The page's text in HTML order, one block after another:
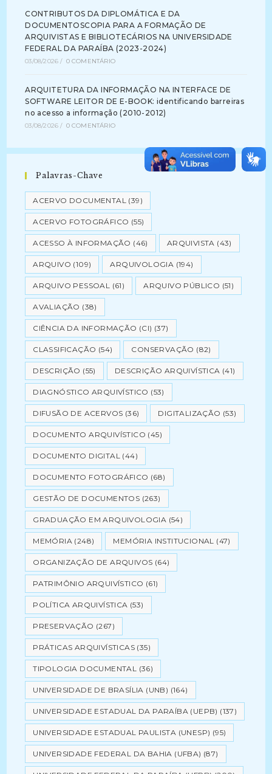
CONTRIBUTOS DA DIPLOMÁTICA E DA
DOCUMENTOSCOPIA PARA A FORMAÇÃO DE
ARQUIVISTAS E BIBLIOTECÁRIOS NA UNIVERSIDADE
FEDERAL DA PARAÍBA (2023-2024)
03/08/2026 / 0 COMENTÁRIO
ARQUITETURA DA INFORMAÇÃO NA INTERFACE DE
SOFTWARE LEITOR DE E-BOOK: identificando barreiras
no acesso a informação (2010-2012)
03/08/2026 / 0 COMENTÁRIO
Palavras-Chave
ACERVO DOCUMENTAL (39)
ACERVO FOTOGRÁFICO (55)
ACESSO À INFORMAÇÃO (46) ARQUIVISTA (43)
ARQUIVO (109) ARQUIVOLOGIA (194)
ARQUIVO PESSOAL (61) ARQUIVO PÚBLICO (51)
AVALIAÇÃO (38)
CIÊNCIA DA INFORMAÇÃO (CI) (37)
CLASSIFICAÇÃO (54) CONSERVAÇÃO (82)
DESCRIÇÃO (55) DESCRIÇÃO ARQUIVÍSTICA (41)
DIAGNÓSTICO ARQUIVÍSTICO (53)
DIFUSÃO DE ACERVOS (36) DIGITALIZAÇÃO (53)
DOCUMENTO ARQUIVÍSTICO (45)
DOCUMENTO DIGITAL (44)
DOCUMENTO FOTOGRÁFICO (68)
GESTÃO DE DOCUMENTOS (263)
GRADUAÇÃO EM ARQUIVOLOGIA (54)
MEMÓRIA (248) MEMÓRIA INSTITUCIONAL (47)
ORGANIZAÇÃO DE ARQUIVOS (64)
PATRIMÔNIO ARQUIVÍSTICO (61)
POLÍTICA ARQUIVÍSTICA (53)
PRESERVAÇÃO (267)
PRÁTICAS ARQUIVÍSTICAS (35)
TIPOLOGIA DOCUMENTAL (36)
UNIVERSIDADE DE BRASÍLIA (UNB) (164)
UNIVERSIDADE ESTADUAL DA PARAÍBA (UEPB) (137)
UNIVERSIDADE ESTADUAL PAULISTA (UNESP) (95)
UNIVERSIDADE FEDERAL DA BAHIA (UFBA) (87)